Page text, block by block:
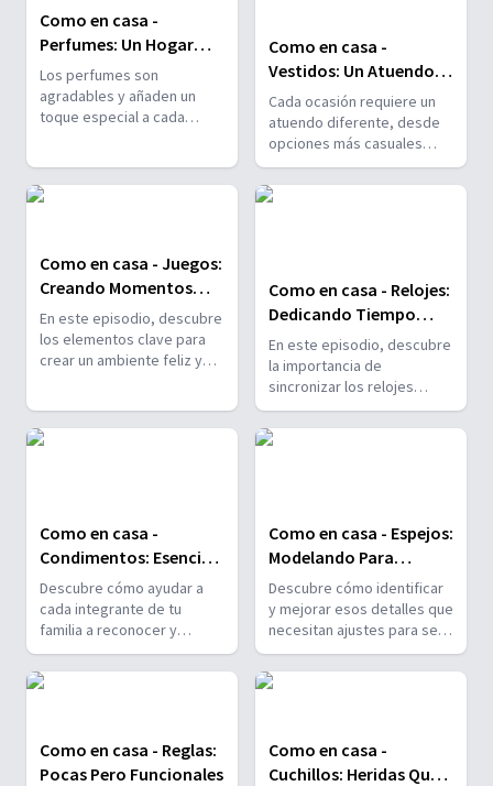
Como en casa -
Perfumes: Un Hogar
Con Grato Aroma
Los perfumes son
agradables y añaden un
toque especial a cada
detalles en tu hogar para
dejando recuerdos
entrañables en cada
Como en casa -
Vestidos: Un Atuendo
Apropiado Para Cada
Ocasión
Cada ocasión requiere un
atuendo diferente, desde
opciones más casuales
hasta prendas más
especiales. En este
episodio, exploramos
Como en casa - Juegos:
Creando Momentos
Felices
En este episodio, descubre
los elementos clave para
crear un ambiente feliz y
diversión en tu vida diaria
armonía.
Como en casa - Relojes:
Dedicando Tiempo
Para Lo Más
Importante
En este episodio, descubre
la importancia de
sincronizar los relojes
correctamente para
dedicar momentos valiosos
a la familia y fortalecer los
Como en casa -
Condimentos: Esencias
Que Aportan
Descubre cómo ayudar a
cada integrante de tu
familia a reconocer y
valorar su propia esencia, y
cómo estos “condimentos”
individuales enriquecen la
Como en casa - Espejos:
Modelando Para
Nuestros Hijos
Descubre cómo identificar
y mejorar esos detalles que
necesitan ajustes para ser
un mejor modelo para tus
hijos, reflejando valores y
comportamientos positivos
Como en casa - Reglas:
Pocas Pero Funcionales
Como en casa -
Cuchillos: Heridas Que